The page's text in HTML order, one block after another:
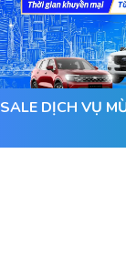
SALE DỊCH VỤ